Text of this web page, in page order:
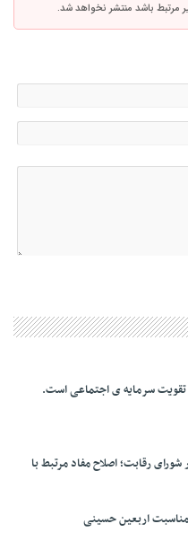
مرتبط باشد منتشر نخواهد شد.
سرمایه ی اجتماعی است.
رقابت؛ اصلاح مفاد مرتبط با
اربعین حسینی